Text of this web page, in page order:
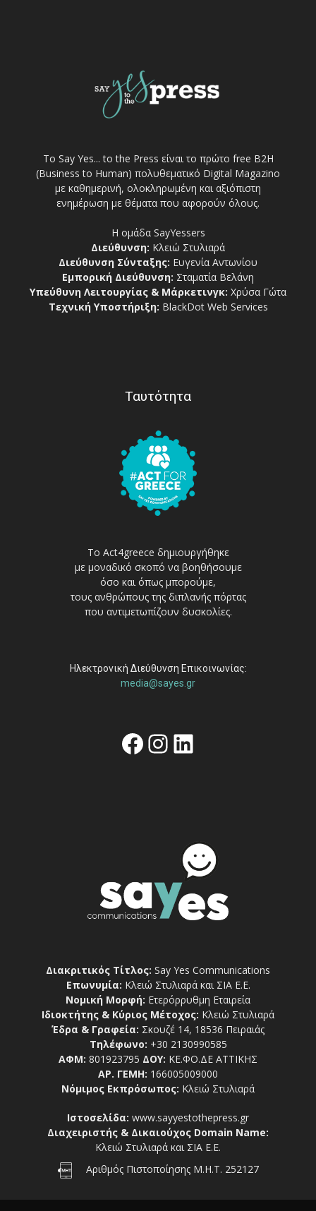
Το Say Yes... to the Press είναι το πρώτο free Β2Η
(Business to Human) πολυθεματικό Digital Magazino
με καθημερινή, ολοκληρωμένη και αξιόπιστη
ενημέρωση με θέματα που αφορούν όλους.
Η ομάδα SayYessers
Διεύθυνση: Κλειώ Στυλιαρά
Διεύθυνση Σύνταξης: Ευγενία Αντωνίου
Εμπορική Διεύθυνση: Σταματία Βελάνη
Υπεύθυνη Λειτουργίας & Μάρκετινγκ: Χρύσα Γώτα
Τεχνική Υποστήριξη: BlackDot Web Services
Ταυτότητα
Το Act4greece δημιουργήθηκε
με μοναδικό σκοπό να βοηθήσουμε
όσο και όπως μπορούμε,
τους ανθρώπους της διπλανής πόρτας
που αντιμετωπίζουν δυσκολίες.
Ηλεκτρονική Διεύθυνση Επικοινωνίας:
media@sayes.gr
Facebook
Instagram
Linkedin
Διακριτικός Τίτλος: Say Yes Communications
Επωνυμία: Κλειώ Στυλιαρά και ΣΙΑ Ε.Ε.
Νομική Μορφή: Ετερόρρυθμη Εταιρεία
Ιδιοκτήτης & Κύριος Μέτοχος: Κλειώ Στυλιαρά
Έδρα & Γραφεία: Σκουζέ 14, 18536 Πειραιάς
Τηλέφωνο: +30 2130990585
ΑΦΜ: 801923795 ΔΟΥ: ΚΕ.ΦΟ.ΔΕ ΑΤΤΙΚΗΣ
ΑΡ. ΓΕΜΗ: 166005009000
Νόμιμος Εκπρόσωπος: Κλειώ Στυλιαρά
Ιστοσελίδα: www.sayyestothepress.gr
Διαχειριστής & Δικαιούχος Domain Name:
Κλειώ Στυλιαρά και ΣΙΑ Ε.Ε.
Αριθμός Πιστοποίησης Μ.Η.Τ. 252127